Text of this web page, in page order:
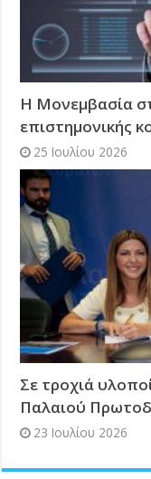
Η Μονεμβασία
επιστημονικής
25 Ιουλίου 2026
Σε τροχιά
Παλαιού
23 Ιουλίου 2026